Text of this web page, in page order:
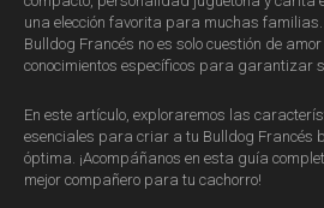
una elección favorita para muchas
Bulldog Francés no es solo cuestión de
conocimientos específicos para garantizar
En este artículo, exploraremos las
esenciales para criar a tu Bulldog Francés
óptima. ¡Acompáñanos en esta guía
mejor compañero para tu cachorro!